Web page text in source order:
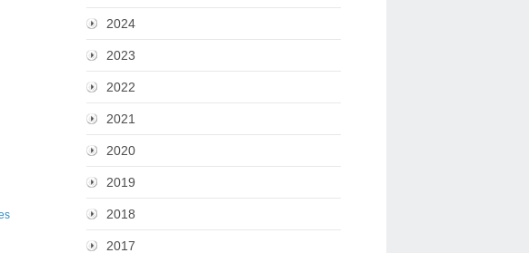
2024
2023
2022
2021
2020
2019
2018
2017